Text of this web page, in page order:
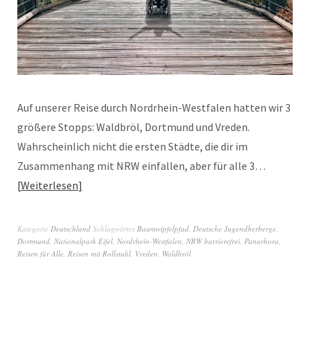
Auf unserer Reise durch Nordrhein-Westfalen hatten wir 3
größere Stopps: Waldbröl, Dortmund und Vreden.
Wahrscheinlich nicht die ersten Städte, die dir im
Zusammenhang mit NRW einfallen, aber für alle 3…
Weiterlesen
Kategorie Deutschland Schlagwörter Baumwipfelpfad Deutsche Jugendherberge
Dortmund Nationalpark Eifel Nordrhein-Westfalen NRW barrierefrei Panarbora
Reisen für Alle Reisen mit Rollstuhl Vreden Waldbröl